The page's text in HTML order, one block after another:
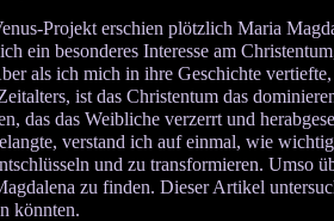
Projekt erschien plötzlich Maria
ein besonderes Interesse am
als ich mich in ihre Geschichte
ist das Christentum das
das das Weibliche verzerrt und
verstand ich auf einmal, wie
und zu transformieren. Umso
zu finden. Dieser Artikel
könnten.